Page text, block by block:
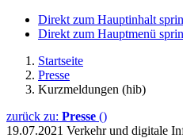
Direkt zum Hauptinhalt
Direkt zum Hauptmenü
Startseite
Presse
Kurzmeldungen (hib)
zurück zu: Presse ()
19.07.2021 Verkehr und digitale